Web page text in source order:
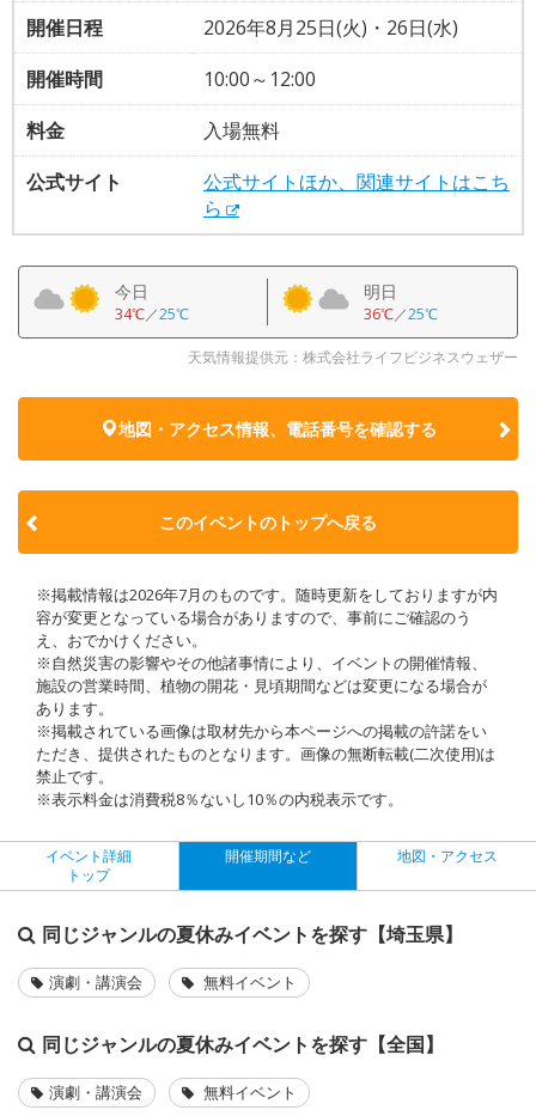
開催日程
2026年8月25日(火)・26日(水)
開催時間
10:00～12:00
料金
入場無料
公式サイト
公式サイトほか、関連サイトはこち
ら
今日
34℃／25℃
明日
36℃／25℃
天気情報提供元：株式会社ライフビジネスウェザー
地図・アクセス情報、電話番号を確認する
このイベントのトップへ戻る
※掲載情報は2026年7月のものです。随時更新をしておりますが内
容が変更となっている場合がありますので、事前にご確認のう
え、おでかけください。
※自然災害の影響やその他諸事情により、イベントの開催情報、
施設の営業時間、植物の開花・見頃期間などは変更になる場合が
あります。
※掲載されている画像は取材先から本ページへの掲載の許諾をい
ただき、提供されたものとなります。画像の無断転載(二次使用)は
禁止です。
※表示料金は消費税8％ないし10％の内税表示です。
イベント詳細
トップ
開催期間など 地図・アクセス
同じジャンルの夏休みイベントを探す【埼玉県】
演劇・講演会 無料イベント
同じジャンルの夏休みイベントを探す【全国】
演劇・講演会 無料イベント